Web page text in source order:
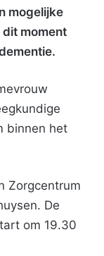
mogelijke
moment
binnen het
Zorgcentrum
De
om 19.30